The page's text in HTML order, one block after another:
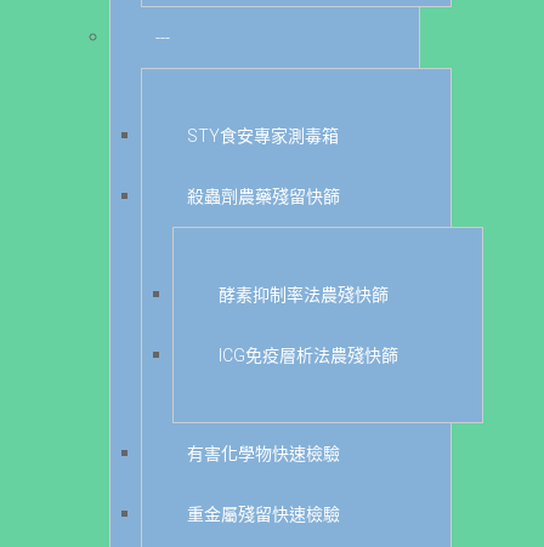
---
STY食安專家測毒箱
殺蟲劑農藥殘留快篩
酵素抑制率法農殘快篩
ICG免疫層析法農殘快篩
有害化學物快速檢驗
重金屬殘留快速檢驗